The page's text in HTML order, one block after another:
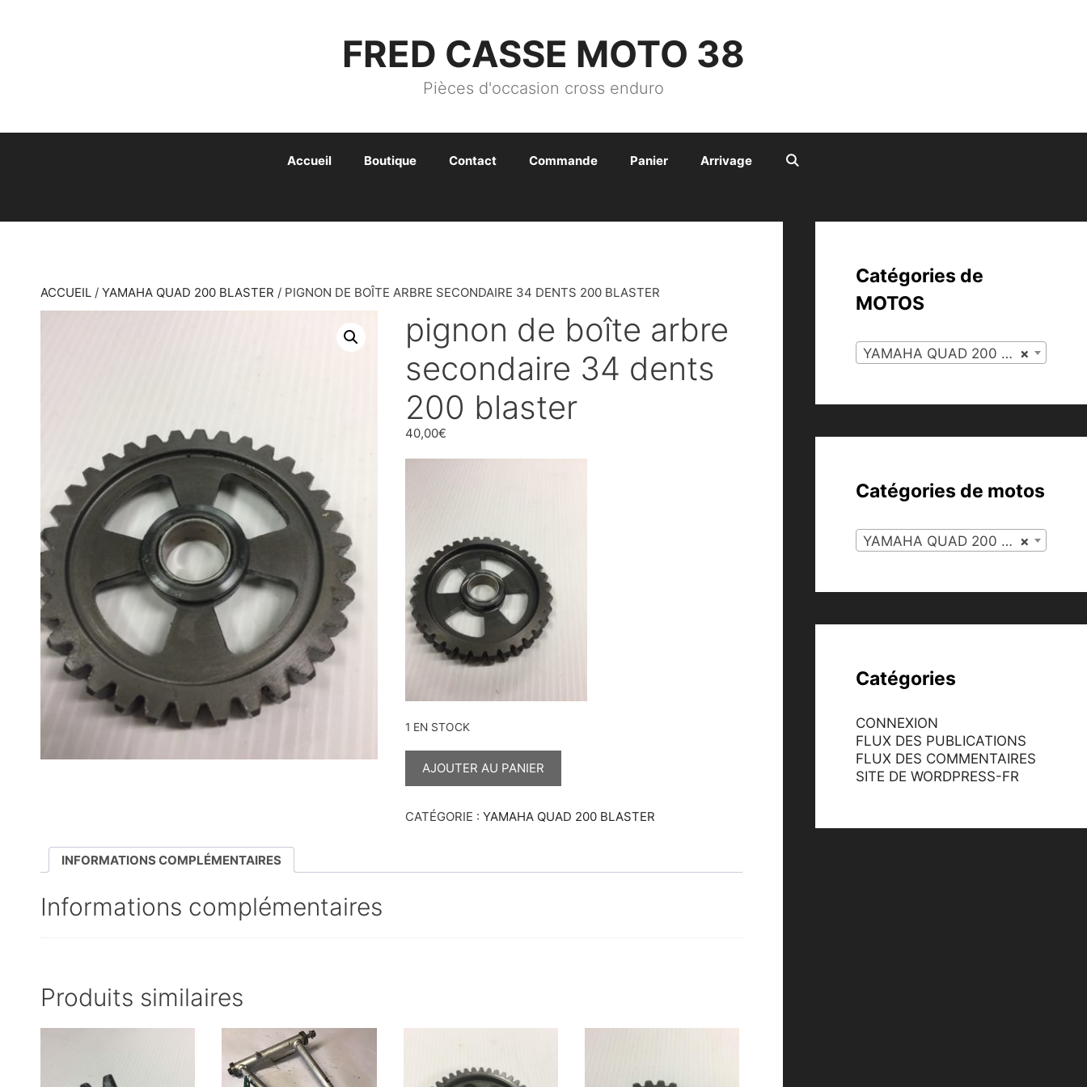
FRED CASSE MOTO 38
Pièces d'occasion cross enduro
Accueil Boutique Contact Commande Panier Arrivage
ACCUEIL / YAMAHA QUAD 200 BLASTER / PIGNON DE BOÎTE ARBRE SECONDAIRE 34 DENTS 200 BLASTER
pignon de boîte arbre
secondaire 34 dents
200 blaster
40,00€
1 EN STOCK
QUANTITÉ
ARBRE
BLASTER
AJOUTER AU PANIER
CATÉGORIE :YAMAHA QUAD 200 BLASTER
INFORMATIONS COMPLÉMENTAIRES
Informations complémentaires
Produits similaires
Catégories de
MOTOS
×
YAMAHA QUAD 200 BLASTER (121)
Catégories de motos
×
YAMAHA QUAD 200 BLASTER (121)
Catégories
CONNEXION
FLUX DES PUBLICATIONS
FLUX DES COMMENTAIRES
SITE DE WORDPRESS-FR